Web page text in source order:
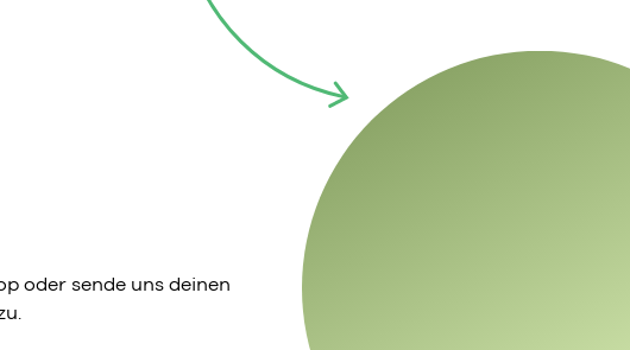
oder sende uns deinen